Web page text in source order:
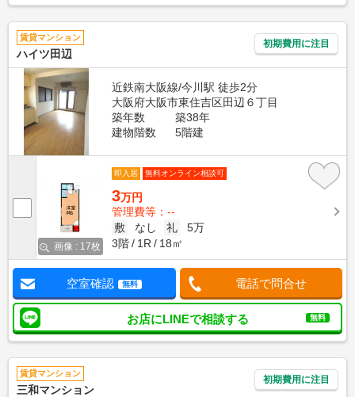
賃貸マンション
ハイツ田辺
初期費用に注目
近鉄南大阪線/今川駅 徒歩2分
大阪府大阪市東住吉区田辺６丁目
築年数
築38年
建物階数
5階建
画像 : 17枚
即入居 無料オンライン相談可
3万円
管理費等：--
敷
なし 礼
5万
3階
1R 18㎡
空室確認 無料 電話で問合せ
お店にLINEで相談する 無料
賃貸マンション
三和マンション
初期費用に注目